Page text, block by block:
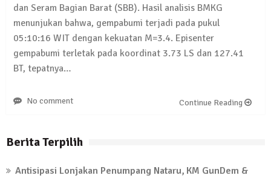
dan Seram Bagian Barat (SBB). Hasil analisis BMKG
menunjukan bahwa, gempabumi terjadi pada pukul
05:10:16 WIT dengan kekuatan M=3.4. Episenter
gempabumi terletak pada koordinat 3.73 LS dan 127.41
BT, tepatnya…
No comment Continue Reading
Berita Terpilih
Antisipasi Lonjakan Penumpang Nataru, KM GunDem &